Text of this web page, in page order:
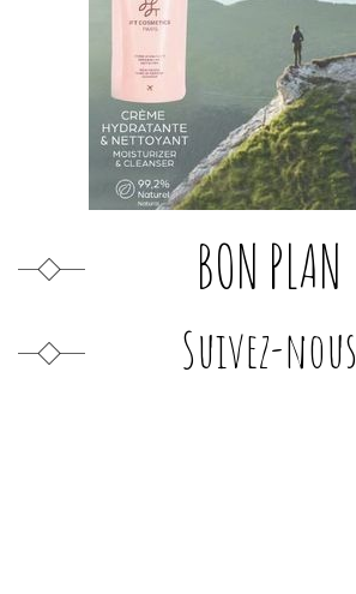
BON PLAN
Suivez-nous